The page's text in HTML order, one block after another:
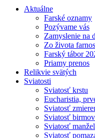
Aktuálne
Farské oznamy
Pozývame vás
Zamyslenie na
Zo života
Farský tábor
Priamy prenos
Relikvie svätých
Sviatosti
Sviatosť krstu
Eucharistia,
Sviatosť
Sviatosť
Sviatosť
Sviatosť